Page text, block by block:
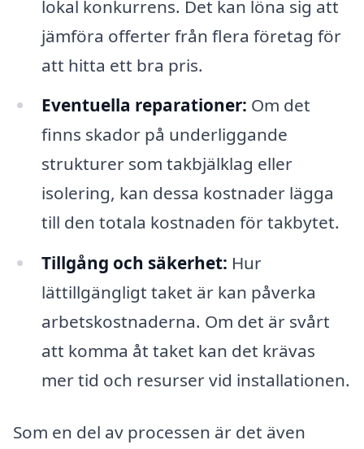
lokal konkurrens. Det kan löna sig att
jämföra offerter från flera företag för
att hitta ett bra pris.
Eventuella reparationer: Om det
finns skador på underliggande
strukturer som takbjälklag eller
isolering, kan dessa kostnader lägga
till den totala kostnaden för takbytet.
Tillgång och säkerhet: Hur
lättillgängligt taket är kan påverka
arbetskostnaderna. Om det är svårt
att komma åt taket kan det krävas
mer tid och resurser vid installationen.
Som en del av processen är det även